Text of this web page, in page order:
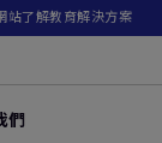
站了解教育解決方案
們